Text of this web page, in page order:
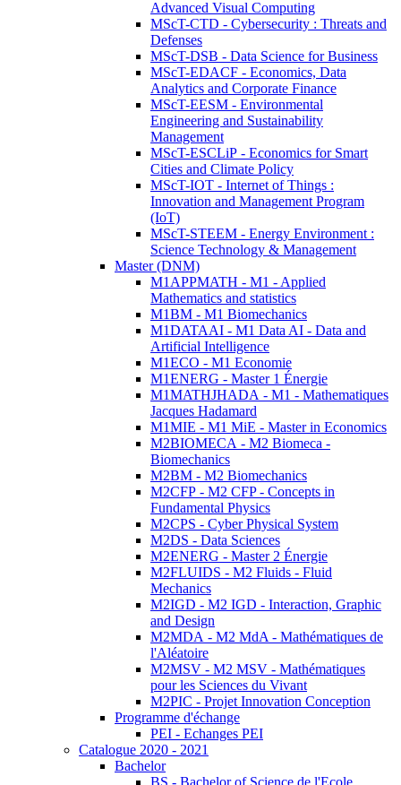
Advanced Visual Computing
MScT-CTD - Cybersecurity : Threats and
Defenses
MScT-DSB - Data Science for Business
MScT-EDACF - Economics, Data
Analytics and Corporate Finance
MScT-EESM - Environmental
Engineering and Sustainability
Management
MScT-ESCLiP - Economics for Smart
Cities and Climate Policy
MScT-IOT - Internet of Things :
Innovation and Management Program
(IoT)
MScT-STEEM - Energy Environment :
Science Technology & Management
Master (DNM)
M1APPMATH - M1 - Applied
Mathematics and statistics
M1BM - M1 Biomechanics
M1DATAAI - M1 Data AI - Data and
Artificial Intelligence
M1ECO - M1 Economie
M1ENERG - Master 1 Énergie
M1MATHJHADA - M1 - Mathematiques
Jacques Hadamard
M1MIE - M1 MiE - Master in Economics
M2BIOMECA - M2 Biomeca -
Biomechanics
M2BM - M2 Biomechanics
M2CFP - M2 CFP - Concepts in
Fundamental Physics
M2CPS - Cyber Physical System
M2DS - Data Sciences
M2ENERG - Master 2 Énergie
M2FLUIDS - M2 Fluids - Fluid
Mechanics
M2IGD - M2 IGD - Interaction, Graphic
and Design
M2MDA - M2 MdA - Mathématiques de
l'Aléatoire
M2MSV - M2 MSV - Mathématiques
pour les Sciences du Vivant
M2PIC - Projet Innovation Conception
Programme d'échange
PEI - Echanges PEI
Catalogue 2020 - 2021
Bachelor
BS - Bachelor of Science de l'Ecole